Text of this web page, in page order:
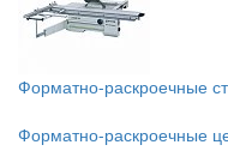
Форматно-раскроечные
Форматно-раскроечные